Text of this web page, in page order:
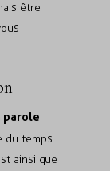
être
parole
du temps
ainsi que